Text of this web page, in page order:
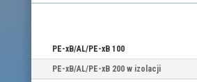
PE-xB/AL/PE-xB 100
PE-xB/AL/PE-xB 200 w izolacji